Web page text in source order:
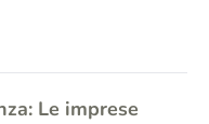
Le imprese